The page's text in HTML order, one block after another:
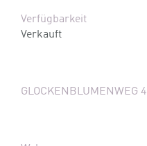
Verfügbarkeit
Verkauft
GLOCKENBLUMENWEG 4